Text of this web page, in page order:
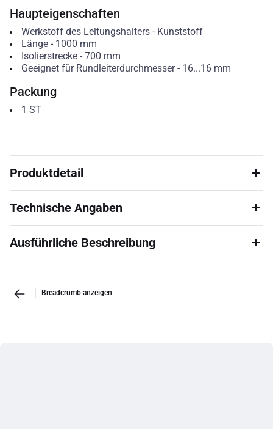
Haupteigenschaften
Werkstoff des Leitungshalters- Kunststoff
Länge- 1000 mm
Isolierstrecke- 700 mm
Geeignet für Rundleiterdurchmesser- 16...16 mm
Packung
1 ST
Produktdetail
Technische Angaben
Ausführliche Beschreibung
Breadcrumb anzeigen